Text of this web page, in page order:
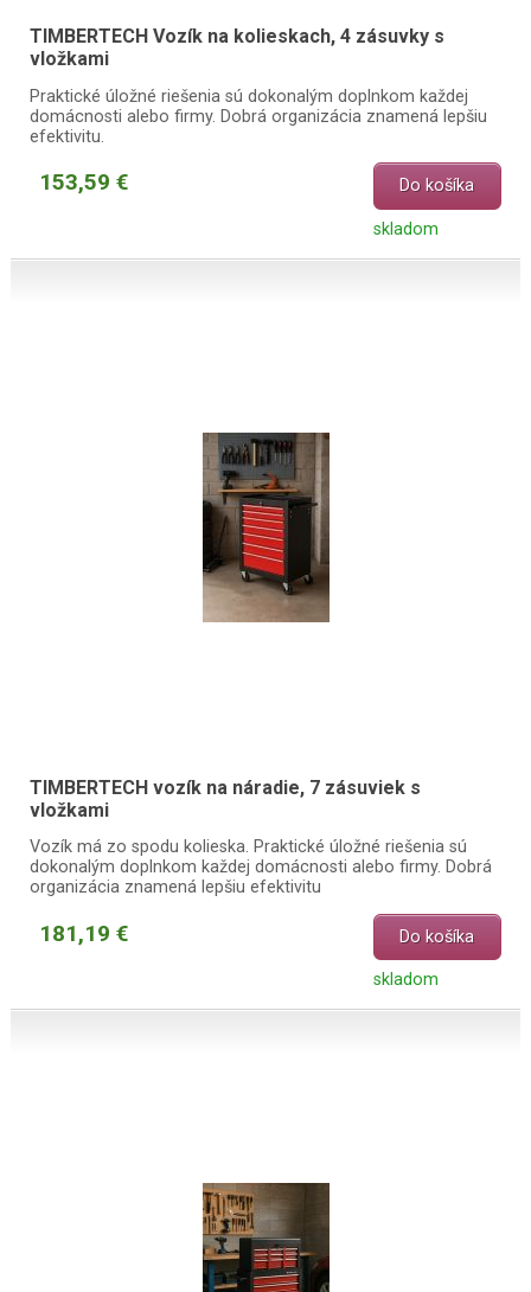
TIMBERTECH Vozík na kolieskach, 4 zásuvky s
vložkami
Praktické úložné riešenia sú dokonalým doplnkom každej
domácnosti alebo firmy. Dobrá organizácia znamená lepšiu
efektivitu.
153,59 € Do košíka
skladom
TIMBERTECH vozík na náradie, 7 zásuviek s
vložkami
Vozík má zo spodu kolieska. Praktické úložné riešenia sú
dokonalým doplnkom každej domácnosti alebo firmy. Dobrá
organizácia znamená lepšiu efektivitu
181,19 € Do košíka
skladom